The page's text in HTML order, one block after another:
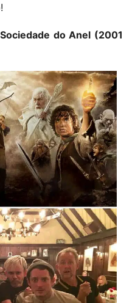
do Anel (2001